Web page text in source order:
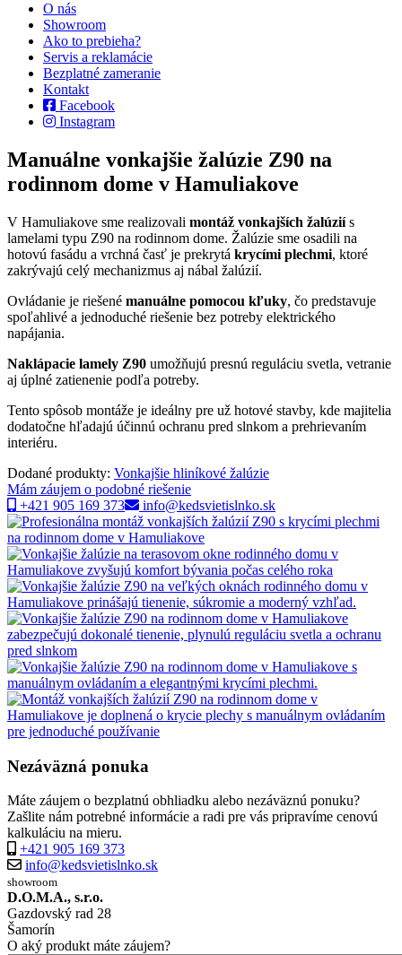
O nás
Showroom
Ako to prebieha?
Servis a reklamácie
Bezplatné zameranie
Kontakt
Facebook
Instagram
Manuálne vonkajšie žalúzie Z90 na
rodinnom dome v Hamuliakove
V Hamuliakove sme realizovali montáž vonkajších žalúziís
lamelami typu Z90 na rodinnom dome. Žalúzie sme osadili na
hotovú fasádu a vrchná časť je prekrytá krycími plechmi, ktoré
zakrývajú celý mechanizmus aj nábal žalúzií.
Ovládanie je riešené manuálne pomocou kľuky, čo predstavuje
spoľahlivé a jednoduché riešenie bez potreby elektrického
napájania.
Naklápacie lamely Z90 umožňujú presnú reguláciu svetla, vetranie
aj úplné zatienenie podľa potreby.
Tento spôsob montáže je ideálny pre už hotové stavby, kde majitelia
dodatočne hľadajú účinnú ochranu pred slnkom a prehrievaním
interiéru.
Dodané produkty: Vonkajšie hliníkové žalúzie
Mám záujem o podobné riešenie
+421 905 169 373
info@kedsvietislnko.sk
Nezáväzná ponuka
Máte záujem o bezplatnú obhliadku alebo nezáväznú ponuku?
Zašlite nám potrebné informácie a radi pre vás pripravíme cenovú
kalkuláciu na mieru.
+421 905 169 373
info@kedsvietislnko.sk
showroom
D.O.M.A., s.r.o.
Gazdovský rad 28
Šamorín
O aký produkt máte záujem?